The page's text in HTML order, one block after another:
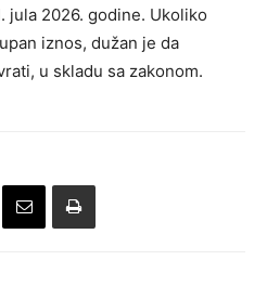
jula 2026. godine. Ukoliko
iznos, dužan je da
u skladu sa zakonom.